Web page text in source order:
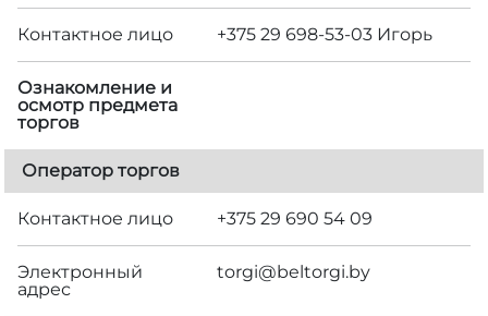
Контактное лицо +375 29 698-53-03 Игорь
Ознакомление и
осмотр предмета
торгов
Оператор торгов
Контактное лицо +375 29 690 54 09
Электронный
адрес
torgi@beltorgi.by